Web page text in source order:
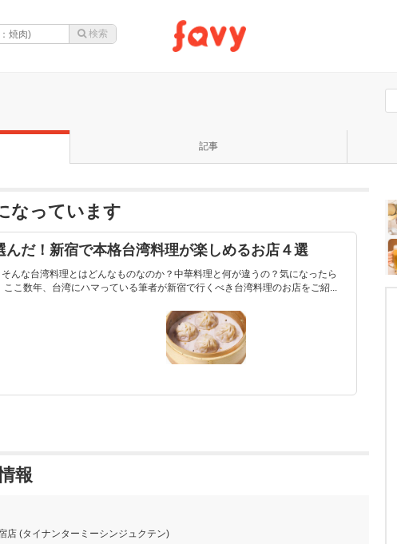
記事
なっています
んだ！新宿で本格台湾料理が楽しめるお店４選
んな台湾料理とはどんなものなのか？中華料理と何が違うの？気になったら
こ数年、台湾にハマっている筆者が新宿で行くべき台湾料理のお店をご紹...
報
店 (タイナンターミーシンジュクテン)